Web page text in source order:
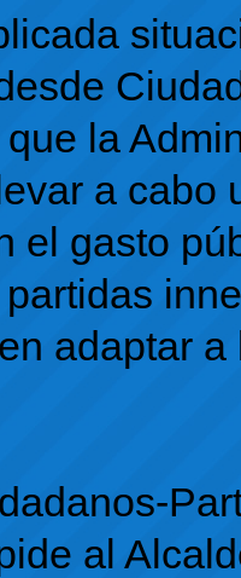
la
a cabo
el gasto
adaptar a
al